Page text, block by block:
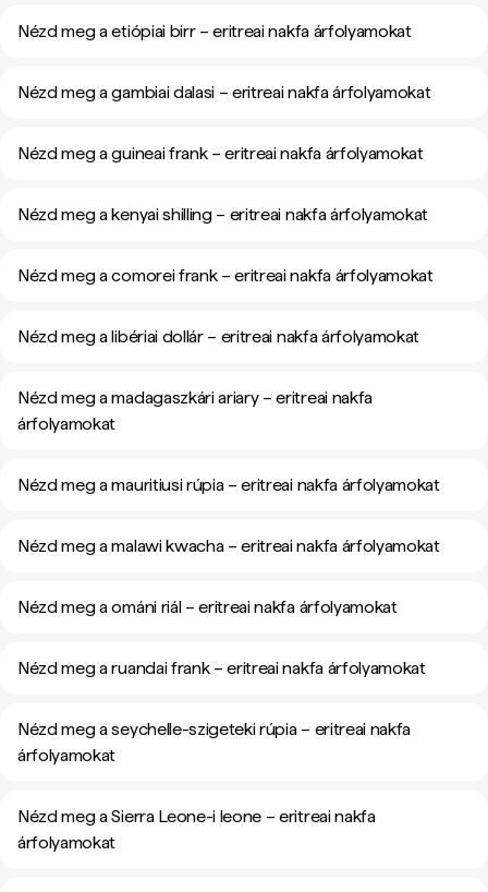
Nézd meg a etiópiai birr – eritreai nakfa árfolyamokat
Nézd meg a gambiai dalasi – eritreai nakfa árfolyamokat
Nézd meg a guineai frank – eritreai nakfa árfolyamokat
Nézd meg a kenyai shilling – eritreai nakfa árfolyamokat
Nézd meg a comorei frank – eritreai nakfa árfolyamokat
Nézd meg a libériai dollár – eritreai nakfa árfolyamokat
Nézd meg a madagaszkári ariary – eritreai nakfa
árfolyamokat
Nézd meg a mauritiusi rúpia – eritreai nakfa árfolyamokat
Nézd meg a malawi kwacha – eritreai nakfa árfolyamokat
Nézd meg a ománi riál – eritreai nakfa árfolyamokat
Nézd meg a ruandai frank – eritreai nakfa árfolyamokat
Nézd meg a seychelle-szigeteki rúpia – eritreai nakfa
árfolyamokat
Nézd meg a Sierra Leone-i leone – eritreai nakfa
árfolyamokat